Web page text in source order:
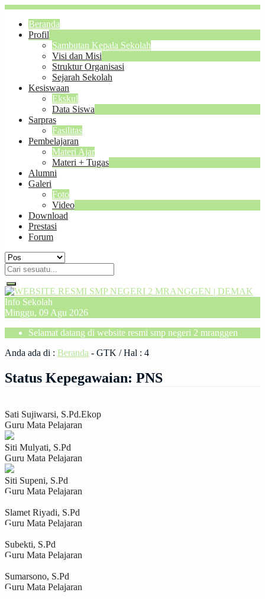
Beranda
Profil
Sambutan Kepala Sekolah
Visi dan Misi
Struktur Organisasi
Sejarah Sekolah
Kesiswaan
Ekskul
Data Siswa
Sarpras
Fasilitas
Pembelajaran
Materi Ajar
Materi + Tugas
Alumni
Galeri
Foto
Video
Download
Prestasi
Forum
Info Sekolah
Minggu, 09 Agu 2026
Selamat datang di website resmi smp negeri 2 mranggen
Anda ada di : Beranda - GTK / Hal : 4
Status Kepegawaian: PNS
Sati Sujiwarsi, S.Pd.Ekop
Guru Mata Pelajaran
Siti Mulyati, S.Pd
Guru Mata Pelajaran
Siti Supeni, S.Pd
Guru Mata Pelajaran
Slamet Riyadi, S.Pd
Guru Mata Pelajaran
Subekti, S.Pd
Guru Mata Pelajaran
Sumarsono, S.Pd
Guru Mata Pelajaran